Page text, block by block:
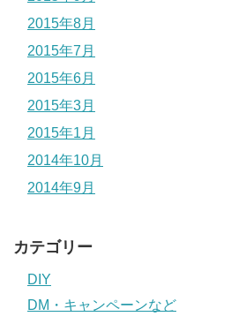
2015年8月
2015年7月
2015年6月
2015年3月
2015年1月
2014年10月
2014年9月
カテゴリー
DIY
DM・キャンペーンなど